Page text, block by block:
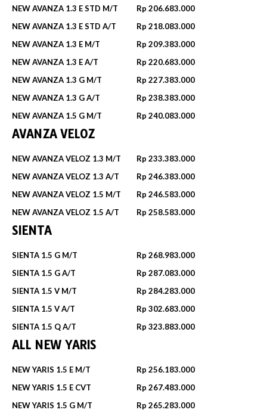
NEW AVANZA 1.3 E STD M/T
Rp 206.683.000
NEW AVANZA 1.3 E STD A/T
Rp 218.083.000
NEW AVANZA 1.3 E M/T
Rp 209.383.000
NEW AVANZA 1.3 E A/T
Rp 220.683.000
NEW AVANZA 1.3 G M/T
Rp 227.383.000
NEW AVANZA 1.3 G A/T
Rp 238.383.000
NEW AVANZA 1.5 G M/T
Rp 240.083.000
AVANZA VELOZ
NEW AVANZA VELOZ 1.3 M/T
Rp 233.383.000
NEW AVANZA VELOZ 1.3 A/T
Rp 246.383.000
NEW AVANZA VELOZ 1.5 M/T
Rp 246.583.000
NEW AVANZA VELOZ 1.5 A/T
Rp 258.583.000
SIENTA
SIENTA 1.5 G M/T
Rp 268.983.000
SIENTA 1.5 G A/T
Rp 287.083.000
SIENTA 1.5 V M/T
Rp 284.283.000
SIENTA 1.5 V A/T
Rp 302.683.000
SIENTA 1.5 Q A/T
Rp 323.883.000
ALL NEW YARIS
NEW YARIS 1.5 E M/T
Rp 256.183.000
NEW YARIS 1.5 E CVT
Rp 267.483.000
NEW YARIS 1.5 G M/T
Rp 265.283.000